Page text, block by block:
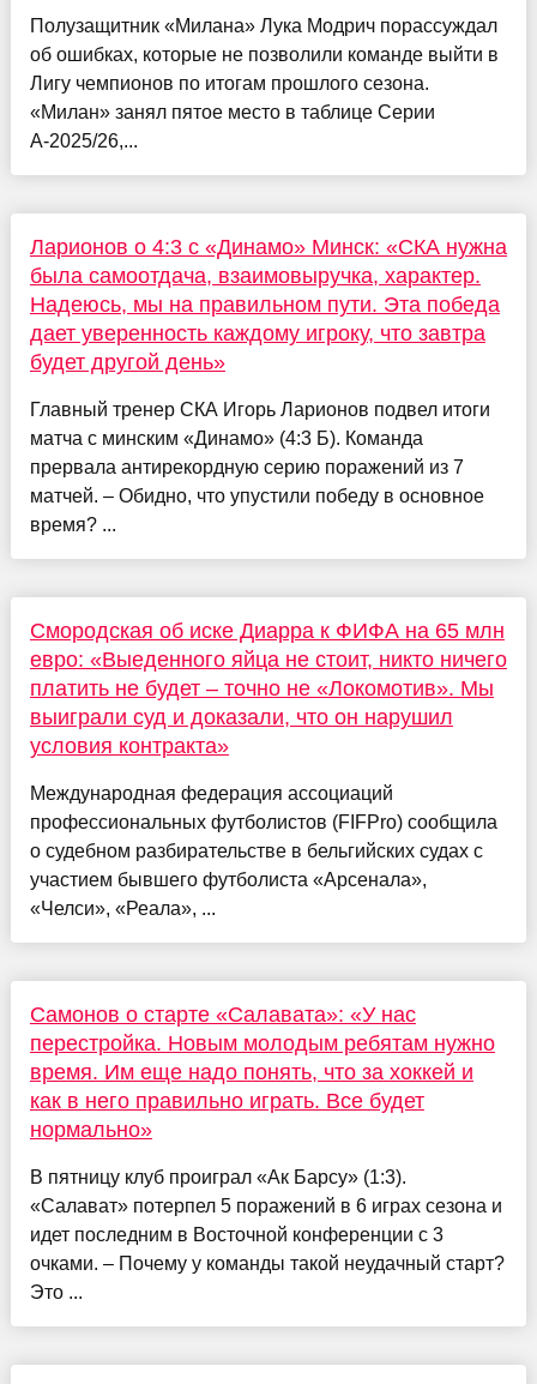
Полузащитник «Милана» Лука Модрич порассуждал
об ошибках, которые не позволили команде выйти в
Лигу чемпионов по итогам прошлого сезона.
«Милан» занял пятое место в таблице Серии
А-2025/26,...
Ларионов о 4:3 с «Динамо» Минск: «СКА нужна
была самоотдача, взаимовыручка, характер.
Надеюсь, мы на правильном пути. Эта победа
дает уверенность каждому игроку, что завтра
будет другой день»
Главный тренер СКА Игорь Ларионов подвел итоги
матча с минским «Динамо» (4:3 Б). Команда
прервала антирекордную серию поражений из 7
матчей. – Обидно, что упустили победу в основное
время? ...
Смородская об иске Диарра к ФИФА на 65 млн
евро: «Выеденного яйца не стоит, никто ничего
платить не будет – точно не «Локомотив». Мы
выиграли суд и доказали, что он нарушил
условия контракта»
Международная федерация ассоциаций
профессиональных футболистов (FIFPro) сообщила
о судебном разбирательстве в бельгийских судах с
участием бывшего футболиста «Арсенала»,
«Челси», «Реала», ...
Самонов о старте «Салавата»: «У нас
перестройка. Новым молодым ребятам нужно
время. Им еще надо понять, что за хоккей и
как в него правильно играть. Все будет
нормально»
В пятницу клуб проиграл «Ак Барсу» (1:3).
«Салават» потерпел 5 поражений в 6 играх сезона и
идет последним в Восточной конференции с 3
очками. – Почему у команды такой неудачный старт?
Это ...